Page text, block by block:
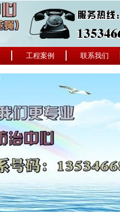
工程案例 联系我们